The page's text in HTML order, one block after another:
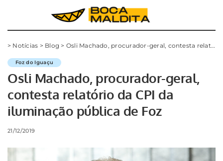
> Notícias > Blog > Osli Machado, procurador-geral, contesta relatório da CPI da iluminação pública de Foz
Foz do Iguaçu
Osli Machado, procurador-geral,
contesta relatório da CPI da
iluminação pública de Foz
21/12/2019